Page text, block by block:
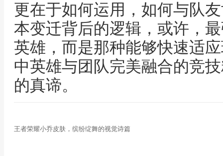
更在于如何运用，如何与队
本变迁背后的逻辑，或许，
英雄，而是那种能够快速适
中英雄与团队完美融合的竞
的真谛。
王者荣耀小乔皮肤，缤纷绽舞的视觉诗篇